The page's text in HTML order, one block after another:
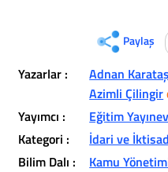
Paylaş
Yazarlar : Adnan
Azimli Çilingir
Yayımcı :
Eğitim
Kategori :
İdari ve
Bilim Dalı :
Kamu